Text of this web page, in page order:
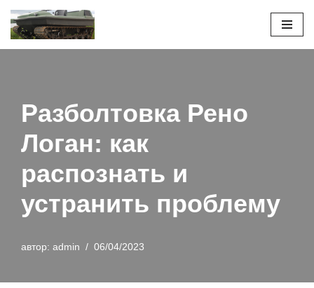
Перейти
Разболтовка Рено
Логан: как
распознать и
устранить проблему
автор: admin 06/04/2023